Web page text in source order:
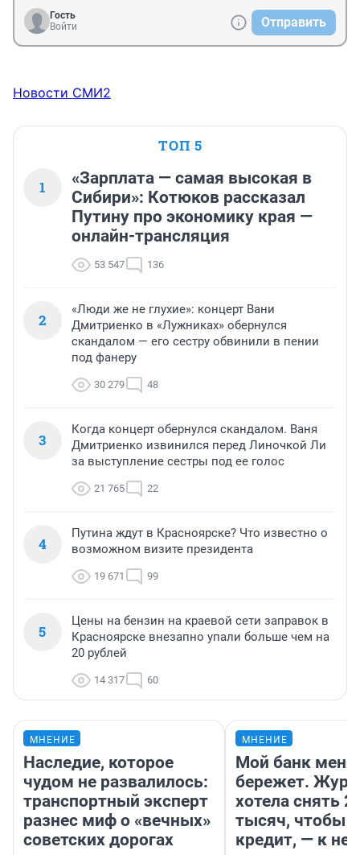
Гость
Войти
Отправить
Новости СМИ2
ТОП 5
1
«Зарплата — самая высокая в
Сибири»: Котюков рассказал
Путину про экономику края —
онлайн-трансляция
53 547 136
2
«Люди же не глухие»: концерт Вани
Дмитриенко в «Лужниках» обернулся
скандалом — его сестру обвинили в пении
под фанеру
30 279 48
3
Когда концерт обернулся скандалом. Ваня
Дмитриенко извинился перед Линочкой Ли
за выступление сестры под ее голос
21 765 22
4
Путина ждут в Красноярске? Что известно о
возможном визите президента
19 671 99
5
Цены на бензин на краевой сети заправок в
Красноярске внезапно упали больше чем на
20 рублей
14 317 60
МНЕНИЕ
Наследие, которое
чудом не развалилось:
транспортный эксперт
разнес миф о «вечных»
советских дорогах
МНЕНИЕ
Мой банк меня
бережет.
хотела снять
тысяч, чтобы
кредит, — к